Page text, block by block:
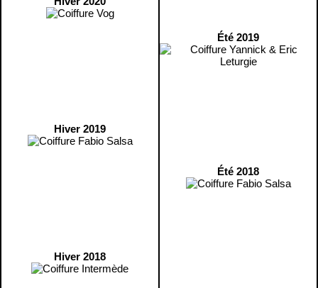
Hiver 2019
Hiver 2018
Été 2019
Été 2018